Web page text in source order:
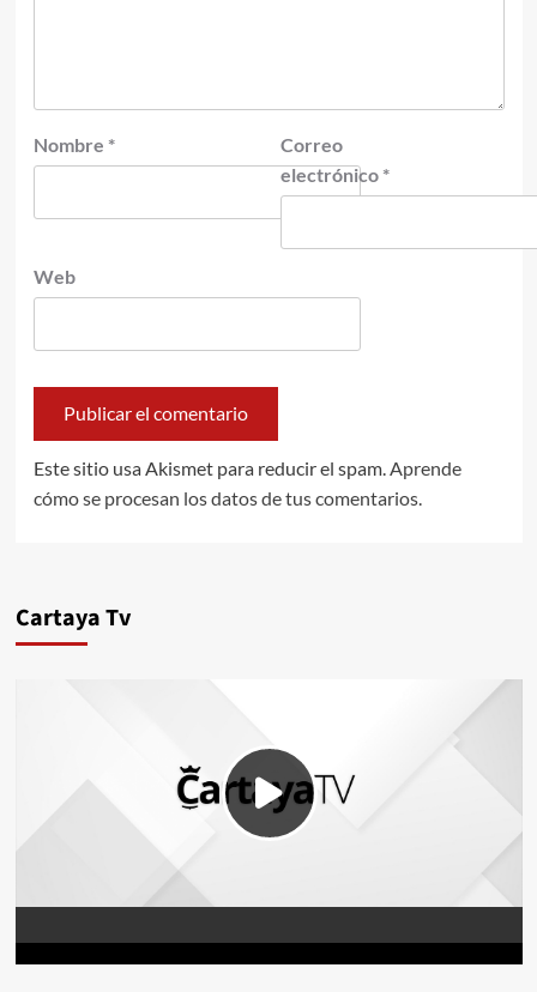
Nombre *
Correo
electrónico *
Web
Este sitio usa Akismet para reducir el spam. Aprende
cómo se procesan los datos de tus comentarios.
Cartaya Tv